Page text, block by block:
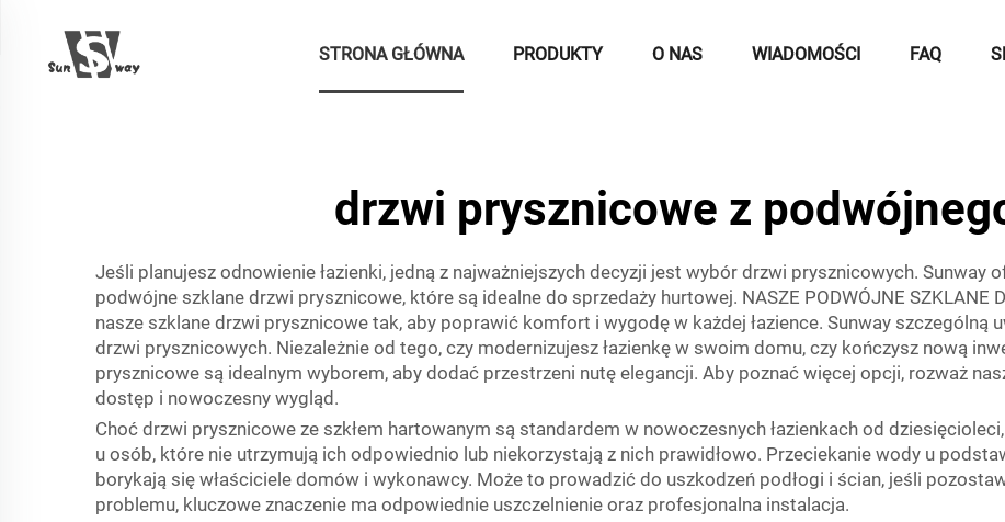
STRONA GŁÓWNA PRODUKTY O NAS WIADOMOŚCI FAQ
drzwi prysznicowe z
Jeśli planujesz odnowienie łazienki, jedną z najważniejszych decyzji jest wybór drzwi prysznicowych. Sunway
podwójne szklane drzwi prysznicowe, które są idealne do sprzedaży hurtowej. NASZE PODWÓJNE SZKLANE
nasze szklane drzwi prysznicowe tak, aby poprawić komfort i wygodę w każdej łazience. Sunway szczególną
drzwi prysznicowych. Niezależnie od tego, czy modernizujesz łazienkę w swoim domu, czy kończysz nową
prysznicowe są idealnym wyborem, aby dodać przestrzeni nutę elegancji. Aby poznać więcej opcji, rozważ
dostęp i nowoczesny wygląd.
Choć drzwi prysznicowe ze szkłem hartowanym są standardem w nowoczesnych łazienkach od
u osób, które nie utrzymują ich odpowiednio lub niekorzystają z nich prawidłowo. Przeciekanie wody u
borykają się właściciele domów i wykonawcy. Może to prowadzić do uszkodzeń podłogi i ścian, jeśli
problemu, kluczowe znaczenie ma odpowiednie uszczelnienie oraz profesjonalna instalacja.